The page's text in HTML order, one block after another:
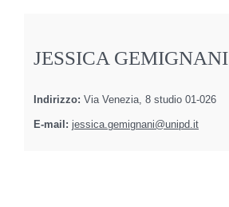
JESSICA GEMIGNANI
Indirizzo: Via Venezia, 8 studio 01-026
E-mail: jessica.gemignani@unipd.it